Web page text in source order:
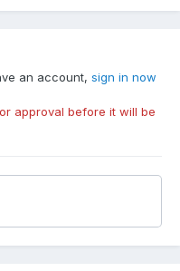
an account, sign in now
approval before it will be